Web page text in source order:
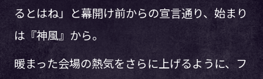
るとはね」と幕開け前からの宣言通り、始まり
は『神風』から。
暖まった会場の熱気をさらに上げるように、フ